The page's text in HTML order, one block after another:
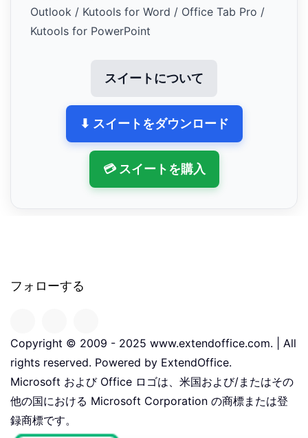
Outlook / Kutools for Word / Office Tab Pro /
Kutools for PowerPoint
スイートについて
⬇ スイートをダウンロード
💳 スイートを購入
フォローする
Copyright © 2009 - 2025 www.extendoffice.com. | All
rights reserved. Powered by ExtendOffice.
Microsoft および Office ロゴは、米国および/またはその
他の国における Microsoft Corporation の商標または登
録商標です。